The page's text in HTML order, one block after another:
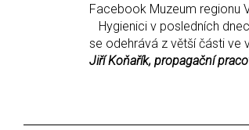
Facebook Muzeum regionu
Hygienici v posledních
se odehrává z větší části ve
Jiří Koňařík, propagační